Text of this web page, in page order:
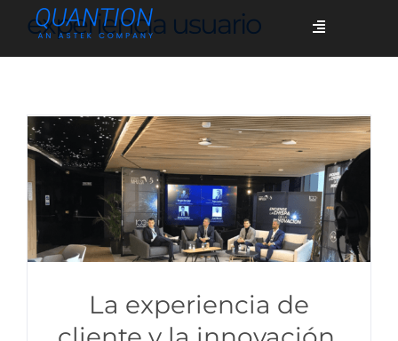
Toggle
Quiénes somos
Casos de éxito
experiencia usuario
La experiencia de